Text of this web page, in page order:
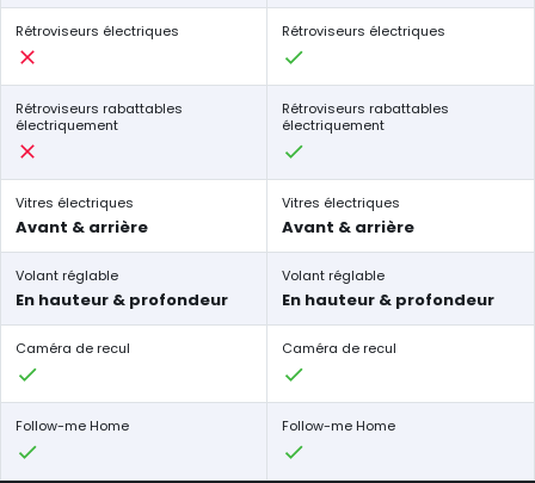
Rétroviseurs électriques Rétroviseurs électriques
Rétroviseurs rabattables
électriquement
Rétroviseurs rabattables
électriquement
Vitres électriques
Avant & arrière
Vitres électriques
Avant & arrière
Volant réglable
En hauteur & profondeur
Volant réglable
En hauteur & profondeur
Caméra de recul Caméra de recul
Follow-me Home Follow-me Home